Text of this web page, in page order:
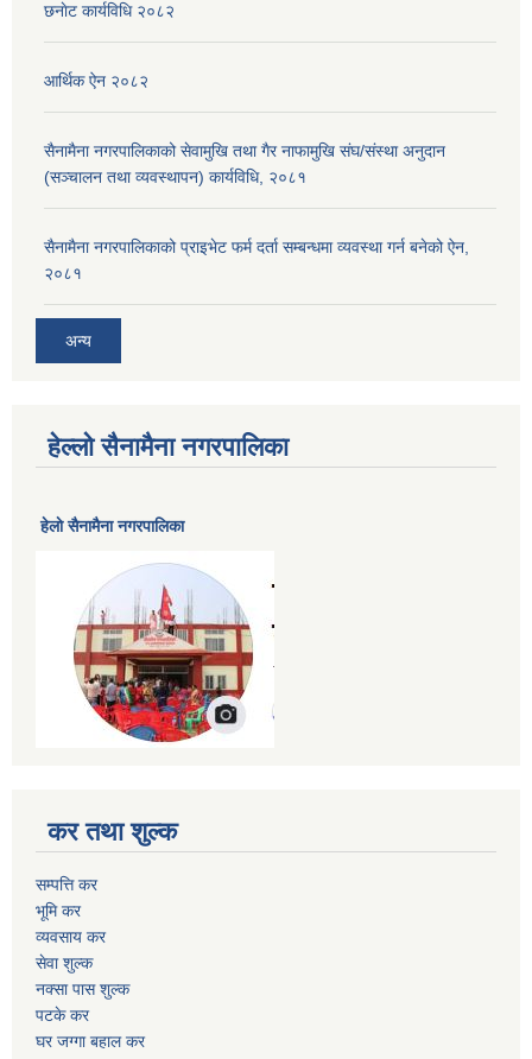
छनाेट कार्यविधि २०८२
आर्थिक ऐन २०८२
सैनामैना नगरपालिकाको सेवामुखि तथा गैर नाफामुखि संघ/संस्था अनुदान
(सञ्चालन तथा व्यवस्थापन) कार्यविधि, २०८१
सैनामैना नगरपालिकाको प्राइभेट फर्म दर्ता सम्बन्धमा व्यवस्था गर्न बनेको ऐन,
२०८१
अन्य
हेल्लो सैनामैना नगरपालिका
हेलाे सैनामैना नगरपालिका
कर तथा शुल्क
सम्पत्ति कर
भूमि कर
व्यवसाय कर
सेवा शुल्क
नक्सा पास शुल्क
पटके कर
घर जग्गा बहाल कर